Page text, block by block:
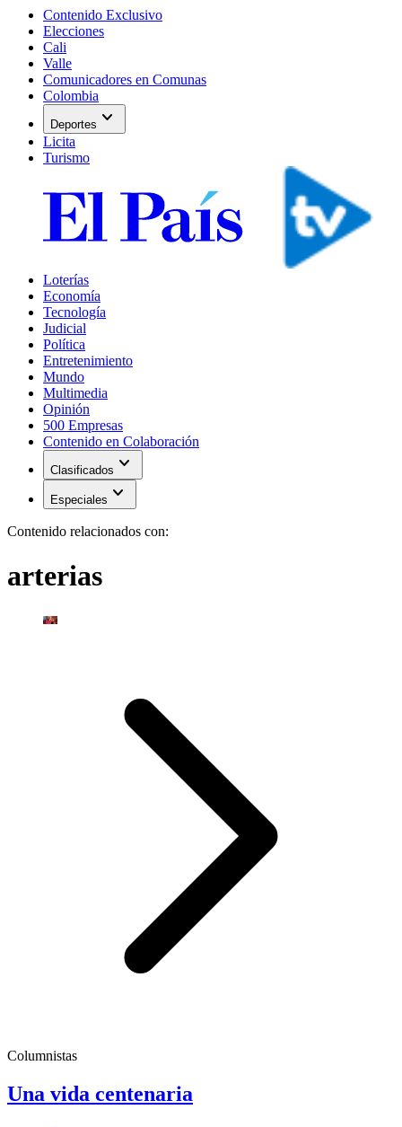
Contenido Exclusivo
Elecciones
Cali
Valle
Comunicadores en Comunas
Colombia
Deportes expand_more
Licita
Turismo
Loterías
Economía
Tecnología
Judicial
Política
Entretenimiento
Mundo
Multimedia
Opinión
500 Empresas
Contenido en Colaboración
Clasificados expand_more
Especiales expand_more
Contenido relacionados con:
arterias
Columnistas
Una vida centenaria